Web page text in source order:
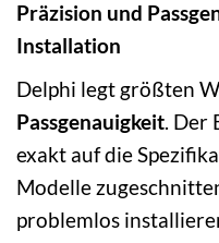
Präzision und
Installation
Delphi legt größten
Passgenauigkeit. Der
exakt auf die
Modelle
problemlos